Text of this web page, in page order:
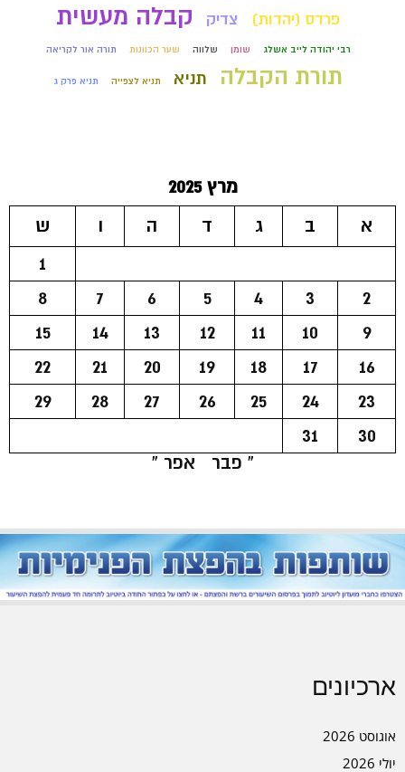
פרדס (יהדות) צדיק קבלה מעשית
רבי יהודה לייב אשלג שומן שלווה שער הכוונות תורה אור לקריאה
תורת הקבלה תניא תניא לצפייה תניא פרק ג
מרץ 2025
א
ב ג ד ה ו
ש
1
2
3
4
5
6
7
8
9
10
11
12
13
14
15
16
17
18
19
20
21
22
23
24
25
26
27
28
29
30
31
« פבר
אפר »
ארכיונים
אוגוסט 2026
יולי 2026